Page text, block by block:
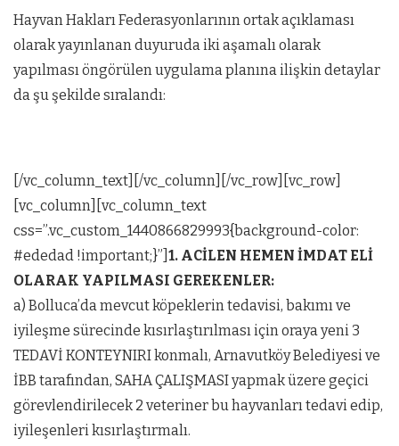
Hayvan Hakları Federasyonlarının ortak açıklaması
olarak yayınlanan duyuruda iki aşamalı olarak
yapılması öngörülen uygulama planına ilişkin detaylar
da şu şekilde sıralandı:
[/vc_column_text][/vc_column][/vc_row][vc_row]
[vc_column][vc_column_text
css=”.vc_custom_1440866829993{background-color:
#ededad !important;}”] 1. ACİLEN HEMEN İMDAT ELİ
OLARAK YAPILMASI GEREKENLER:
a) Bolluca’da mevcut köpeklerin tedavisi, bakımı ve
iyileşme sürecinde kısırlaştırılması için oraya yeni 3
TEDAVİ KONTEYNIRI konmalı, Arnavutköy Belediyesi ve
İBB tarafından, SAHA ÇALIŞMASI yapmak üzere geçici
görevlendirilecek 2 veteriner bu hayvanları tedavi edip,
iyileşenleri kısırlaştırmalı.